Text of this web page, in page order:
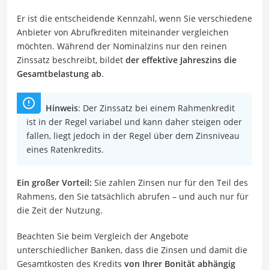
Er ist die entscheidende Kennzahl, wenn Sie verschiedene
Anbieter von Abrufkrediten miteinander vergleichen
möchten. Während der Nominalzins nur den reinen
Zinssatz beschreibt, bildet der effektive Jahreszins die
Gesamtbelastung ab.
Hinweis: Der Zinssatz bei einem Rahmenkredit
ist in der Regel variabel und kann daher steigen oder
fallen, liegt jedoch in der Regel über dem Zinsniveau
eines Ratenkredits.
Ein großer Vorteil: Sie zahlen Zinsen nur für den Teil des
Rahmens, den Sie tatsächlich abrufen – und auch nur für
die Zeit der Nutzung.
Beachten Sie beim Vergleich der Angebote
unterschiedlicher Banken, dass die Zinsen und damit die
Gesamtkosten des Kredits von Ihrer Bonität abhängig